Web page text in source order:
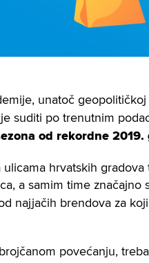
unatoč
suditi po trenutnim
od rekordne 2019.
ulicama hrvatskih
a samim time značajno
najjačih brendova za
povećanju,